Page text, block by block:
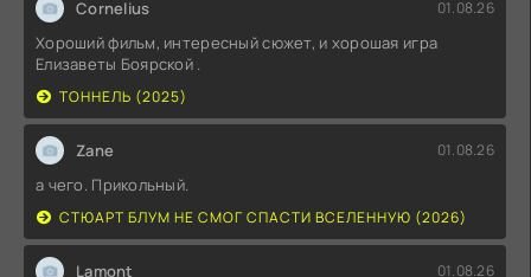
Cornelius 01.08.26
Хороший фильм, интересный сюжет, и хорошая игра
Елизаветы Боярской .
ТОННЕЛЬ (2025)
Zane 01.08.26
а чего. Прикольный.
СТЮАРТ БЛУМ НЕ СМОГ СПАСТИ ВСЕЛЕННУЮ (2026)
Lamont 01.08.26